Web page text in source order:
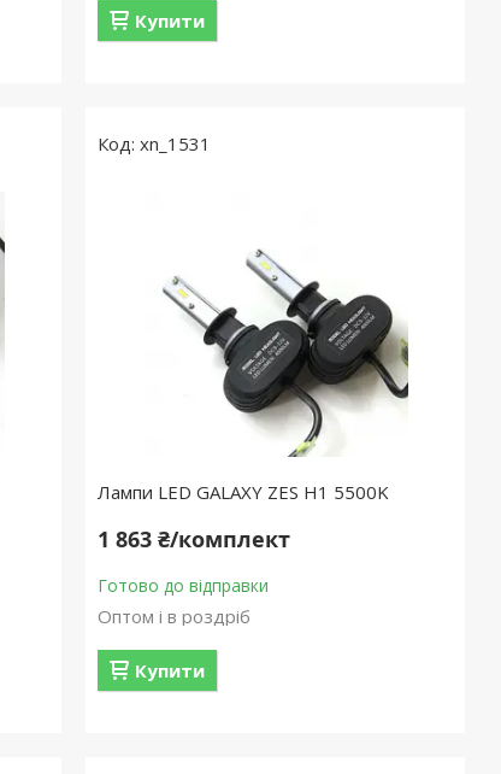
Купити
xn_1531
Лампи LED GALAXY ZES H1 5500K
1 863 ₴/комплект
Готово до відправки
Оптом і в роздріб
Купити